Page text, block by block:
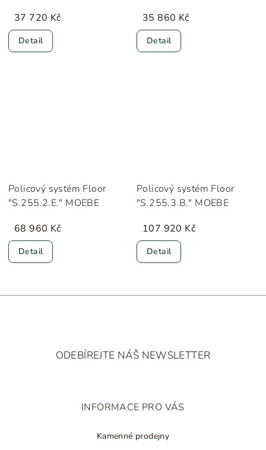
37 720 Kč
Detail
35 860 Kč
Detail
Policový systém Floor
"S.255.2.E." MOEBE
68 960 Kč
Detail
Policový systém Floor
"S.255.3.B." MOEBE
107 920 Kč
Detail
ODEBÍREJTE NÁŠ NEWSLETTER
INFORMACE PRO VÁS
Kamenné prodejny